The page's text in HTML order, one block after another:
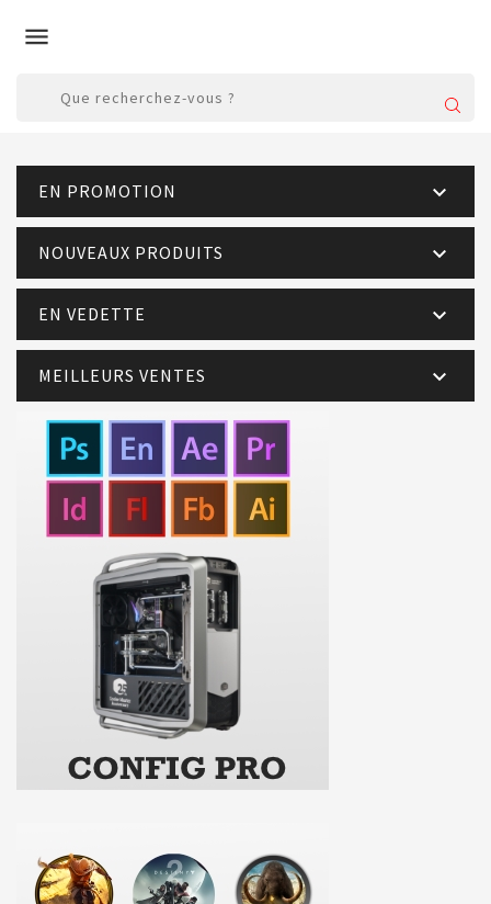

EN PROMOTION 
NOUVEAUX PRODUITS 
EN VEDETTE 
MEILLEURS VENTES 